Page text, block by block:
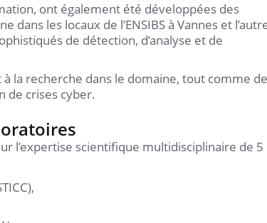
ont également été développées des
dans les locaux de l’ENSIBS à Vannes et
de détection, d’analyse et de
la recherche dans le domaine, tout comme de
de crises cyber.
l’expertise scientifique multidisciplinaire de 5